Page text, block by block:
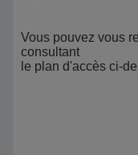
Vous pouvez vous
consultant
le plan d'accès ci-